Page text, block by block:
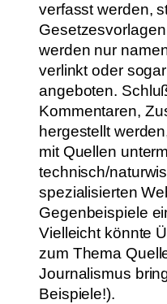
verfasst werden,
werden nur
verlinkt oder
angeboten.
Kommentaren,
hergestellt
mit Quellen
technisch/
spezialisierten
Gegenbeispiele
Vielleicht könnte
zum Thema
Journalismus
Beispiele!).